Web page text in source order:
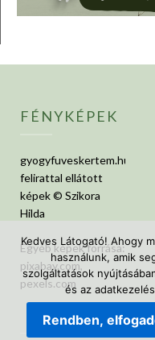
FÉNYKÉPEK
gyogyfuveskertem.hu
felirattal ellátott
képek © Szikora
Hilda
Egyéb képek forrása:
pixabay.com,
pexels.com
Kedves Látogató! Ahogy
használunk, amik
szolgáltatások
és az
Rendben,